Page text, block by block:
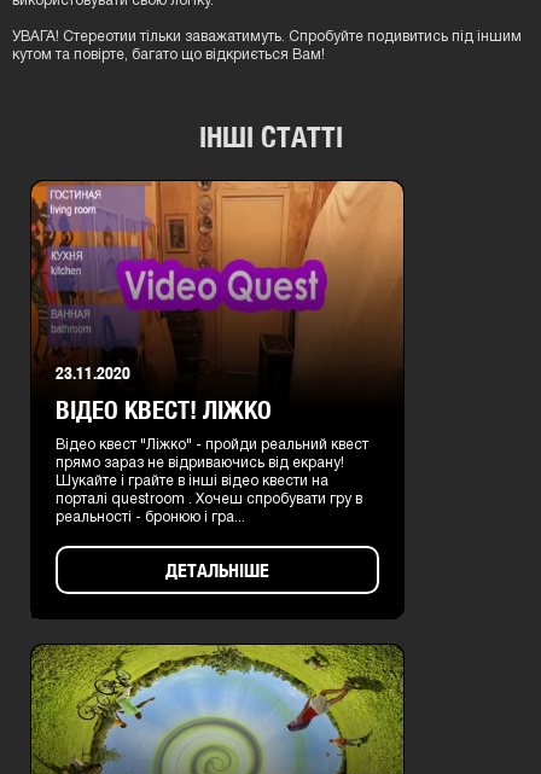
УВАГА! Стереотии тільки заважатимуть. Спробуйте подивитись під іншим
кутом та повірте, багато що відкриється Вам!
ІНШІ СТАТТІ
ВІДЕО КВЕСТ! ЛІЖКО
Відео квест "Ліжко" - пройди реальний квест
прямо зараз не відриваючись від екрану!
Шукайте і грайте в інші відео квести на
порталі questroom . Хочеш спробувати гру в
реальності - бронюю і гра...
23.11.2020
ДЕТАЛЬНІШЕ